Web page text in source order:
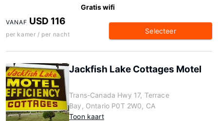
Gratis wifi
VANAF USD 116
per kamer / per nacht Selecteer
Jackfish Lake Cottages Motel
Trans-Canada Hwy 17, Terrace
Bay, Ontario P0T 2W0, CA
Toon kaart